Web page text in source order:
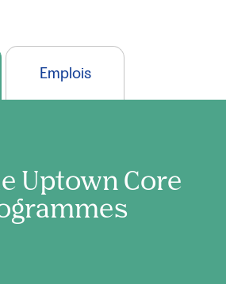
Emplois
Uptown Core